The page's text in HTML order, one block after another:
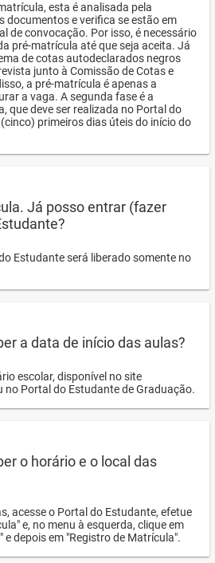
esta é analisada pela
documentos e verifica se estão em
de convocação. Por isso, é necessário
pré-matrícula até que seja aceita. Já
de cotas autodeclarados negros
junto à Comissão de Cotas e
a pré-matrícula é apenas a
a vaga. A segunda fase é a
que deve ser realizada no Portal do
primeiros dias úteis do início do
Já posso entrar (fazer
Estudante será liberado somente no
a data de início das aulas?
escolar, disponível no site
Portal do Estudante de Graduação.
o horário e o local das
acesse o Portal do Estudante, efetue
e, no menu à esquerda, clique em
depois em "Registro de Matrícula".